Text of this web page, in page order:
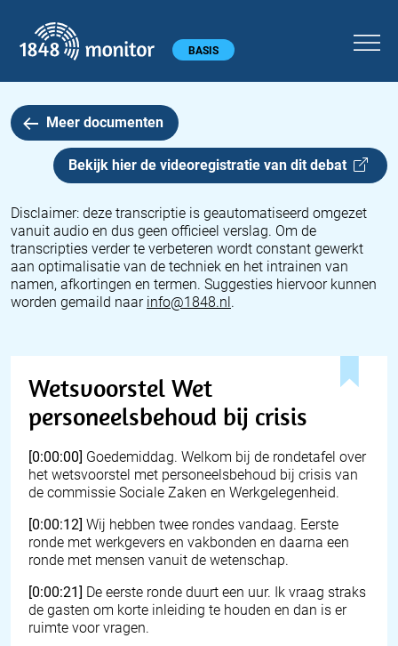
Hoofdmenu BASIS
Meer documenten
Bekijk hier de videoregistratie van dit debat
Disclaimer: deze transcriptie is geautomatiseerd omgezet
vanuit audio en dus geen officieel verslag. Om de
transcripties verder te verbeteren wordt constant gewerkt
aan optimalisatie van de techniek en het intrainen van
namen, afkortingen en termen. Suggesties hiervoor kunnen
worden gemaild naar info@1848.nl.
Wetsvoorstel Wet
personeelsbehoud bij crisis
[0:00:00] Goedemiddag. Welkom bij de rondetafel over
het wetsvoorstel met personeelsbehoud bij crisis van
de commissie Sociale Zaken en Werkgelegenheid.
[0:00:12] Wij hebben twee rondes vandaag. Eerste
ronde met werkgevers en vakbonden en daarna een
ronde met mensen vanuit de wetenschap.
[0:00:21] De eerste ronde duurt een uur. Ik vraag straks
de gasten om korte inleiding te houden en dan is er
ruimte voor vragen.